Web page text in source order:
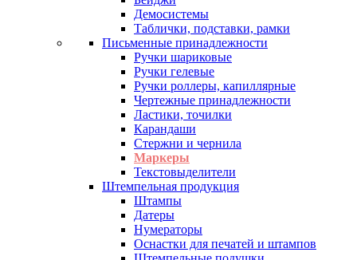
Демосистемы
Таблички, подставки, рамки
Письменные принадлежности
Ручки шариковые
Ручки гелевые
Ручки роллеры, капиллярные
Чертежные принадлежности
Ластики, точилки
Карандаши
Стержни и чернила
Маркеры
Текстовыделители
Штемпельная продукция
Штампы
Датеры
Нумераторы
Оснастки для печатей и штампов